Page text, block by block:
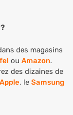
des magasins
ou Amazon.
des dizaines de
Apple, le Samsung